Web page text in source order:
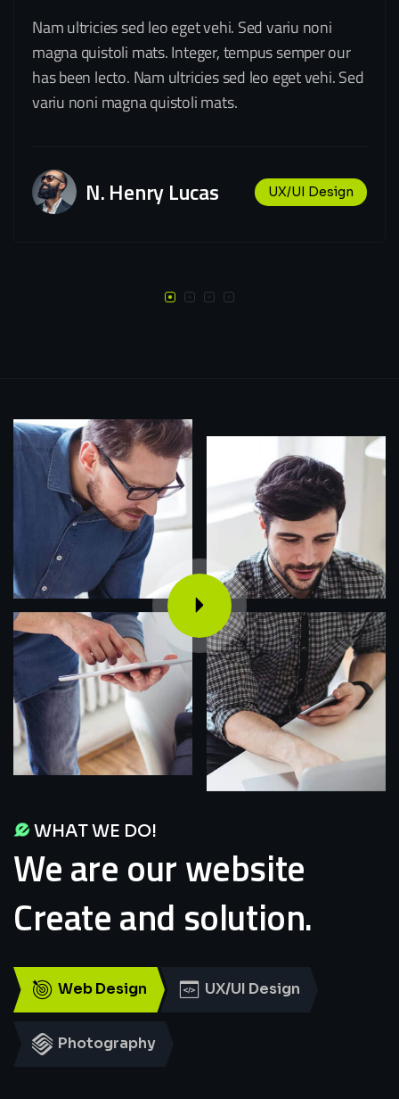
Nam ultricies sed leo eget vehi. Sed variu noni
magna quistoli mats. Integer, tempus semper our
has been lecto. Nam ultricies sed leo eget vehi. Sed
variu noni magna quistoli mats.
N. Henry Lucas UX/UI Design
WHAT WE DO!
Weareourwebsite
Createand solution.
Web Design UX/UI Design
Photography